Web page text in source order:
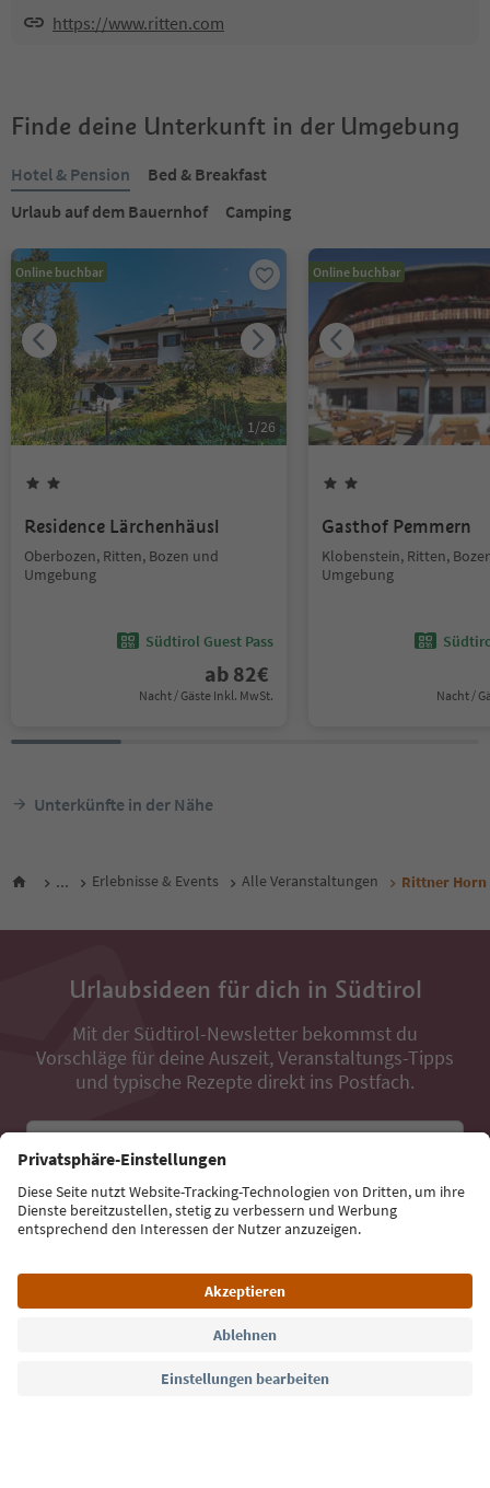
https://www.ritten.com
Finde deine Unterkunft in der Umgebung
Hotel & Pension
Bed & Breakfast
Urlaub auf dem Bauernhof
Camping
Online buchbar
1/26
Residence Lärchenhäusl
Oberbozen, Ritten, Bozen und
Umgebung
Südtirol Guest Pass
ab 82€
Nacht / Gäste Inkl. MwSt.
Online buchbar
Gasthof Pemmern
Klobenstein, Ritten,
Umgebung
Nacht /
Unterkünfte in der Nähe
... Erlebnisse & Events Alle Veranstaltungen Rittner
Urlaubsideen für dich in Südtirol
Mit der Südtirol-Newsletter bekommst du
Vorschläge für deine Auszeit, Veranstaltungs-Tipps
und typische Rezepte direkt ins Postfach.
Jetzt anmelden